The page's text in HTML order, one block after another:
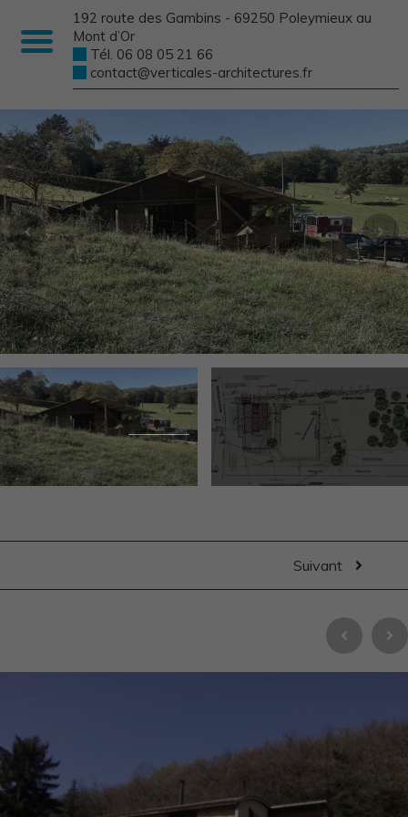
192 route des Gambins - 69250 Poleymieux au
Mont d’Or
Tél. 06 08 05 21 66
contact@verticales-architectures.fr
Suivant